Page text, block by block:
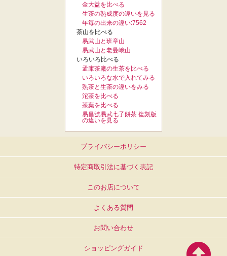
金大益を比べる
生茶の熟成度の違いを見る
年毎の出来の違い:7562
茶山を比べる
易武山と班章山
易武山と老曼峨山
いろいろ比べる
孟庫茶廠の生茶を比べる
いろいろな水で入れてみる
熟茶と生茶の違いをみる
沱茶を比べる
茶葉を比べる
易昌號易武七子餅茶 復刻版
の違いを見る
メ
ュ
プライバシーポリシー
特定商取引法に基づく表記
このお店について
よくある質問
お問い合わせ
ショッピングガイド